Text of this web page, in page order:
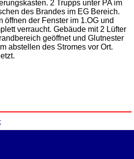
2 Trupps unter PA im
des Brandes im EG Bereich.
öffnen der Fenster im 1.OG und
verraucht. Gebäude mit 2 Lüfter
geöffnet und Glutnester
abstellen des Stromes vor Ort.